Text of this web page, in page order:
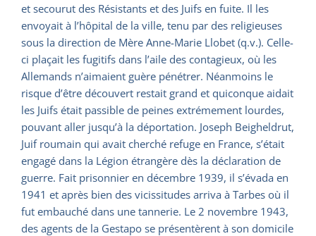
et secourut des Résistants et des Juifs en fuite. Il les
envoyait à l’hôpital de la ville, tenu par des religieuses
sous la direction de Mère Anne-Marie Llobet (q.v.). Celle-
ci plaçait les fugitifs dans l’aile des contagieux, où les
Allemands n’aimaient guère pénétrer. Néanmoins le
risque d’être découvert restait grand et quiconque aidait
les Juifs était passible de peines extrémement lourdes,
pouvant aller jusqu’à la déportation. Joseph Beigheldrut,
Juif roumain qui avait cherché refuge en France, s’était
engagé dans la Légion étrangère dès la déclaration de
guerre. Fait prisonnier en décembre 1939, il s’évada en
1941 et après bien des vicissitudes arriva à Tarbes où il
fut embauché dans une tannerie. Le 2 novembre 1943,
des agents de la Gestapo se présentèrent à son domicile